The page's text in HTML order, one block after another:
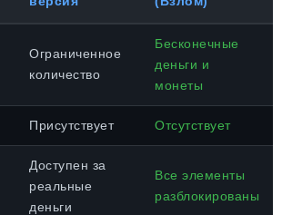
Ограниченное
количество
Бесконечные
деньги и
монеты
Присутствует Отсутствует
Доступен за
реальные
деньги
Все элементы
разблокированы